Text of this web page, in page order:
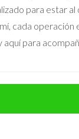
una oferta,
abierta
para estar al
cada operación
aquí para